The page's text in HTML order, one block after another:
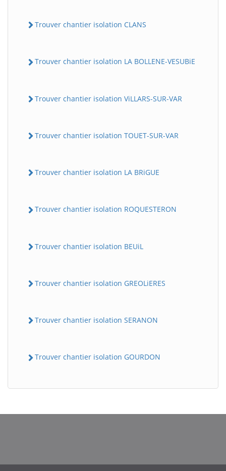
Trouver chantier isolation CLANS
Trouver chantier isolation LA BOLLENE-VESUBiE
Trouver chantier isolation ViLLARS-SUR-VAR
Trouver chantier isolation TOUET-SUR-VAR
Trouver chantier isolation LA BRiGUE
Trouver chantier isolation ROQUESTERON
Trouver chantier isolation BEUiL
Trouver chantier isolation GREOLiERES
Trouver chantier isolation SERANON
Trouver chantier isolation GOURDON
BatiWebPro